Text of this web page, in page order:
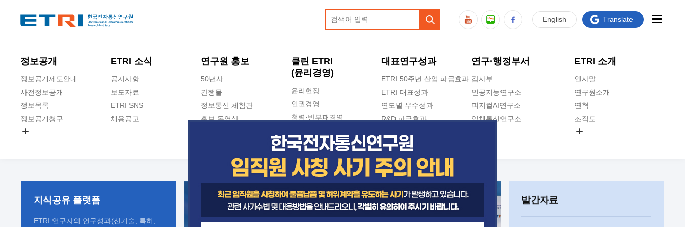
정보공개
정보공개제도안내
사전정보공개
정보목록
정보공개청구
ETRI 소식
공지사항
보도자료
ETRI SNS
채용공고
연구원 홍보
50년사
간행물
정보통신 체험관
홍보 동영상
클린 ETRI
(윤리경영)
윤리헌장
인권경영
청렴·반부패경영
청렴포털 신고
수의계약 현황
부패징계 현황
감사결과공개
대표연구성과
ETRI 50주년 산업 파급효과
ETRI 대표성과
연도별 우수성과
R&D 파급효과
지식공유플랫폼
연구·행정부서
감사부
인공지능연구소
피지컬AI연구소
입체통신연구소
인공지능안전연구소
우주항공반도체전략연구단
대경권연구본부
호남권연구본부
ETRI 소개
인사말
연구원소개
연혁
조직도
ETRI CI
English Translate
지식공유 플랫폼
ETRI 연구자의 연구성과(신기술, 특허,
발간자료